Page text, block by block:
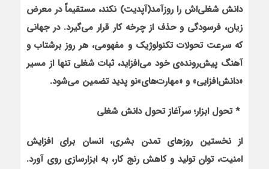
دانش شغلی‌اش را روزآمد(آپدیت) نکند، مستقیماً در معرض
زیان، فرسودگی و حذف از چرخه کار قرار می‌گیرد. در جهانی
که سرعت تحولات تکنولوژیک و مفهومی، هر روز برشتاب و
آهنگ پیش‌رونده‌ی خود می‌افزاید، ثبات شغلی تنها از مسیر
«دانش‌افزایی‌» و «مهارت‌های»نو پدید‌ تضمین می‌شود.
* تحول ابزار؛ سرآغاز تحول دانش شغلی
از نخستین روزهای تمدن بشری، انسان برای افزایش
امنیت، توان تولید و کاهش رنج کار، به ابزارسازی روی آورد.